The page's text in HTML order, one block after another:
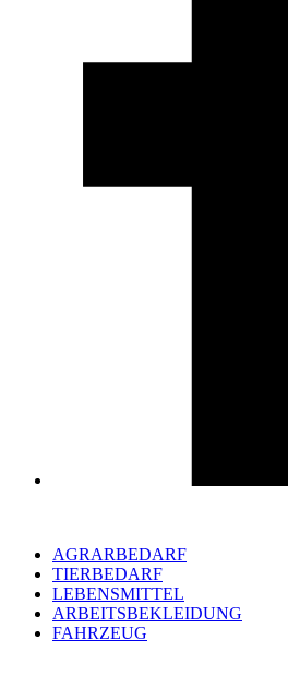
AGRARBEDARF
TIERBEDARF
LEBENSMITTEL
ARBEITSBEKLEIDUNG
FAHRZEUG